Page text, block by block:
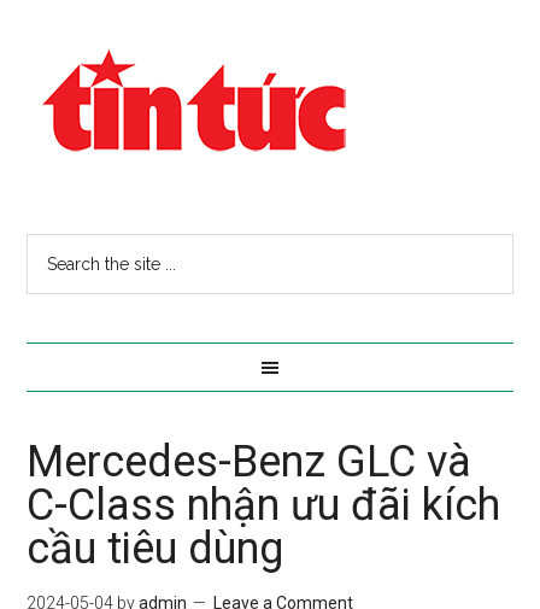
Mercedes-Benz GLC và
C-Class nhận ưu đãi kích
cầu tiêu dùng
2024-05-04 byadmin Leave a Comment